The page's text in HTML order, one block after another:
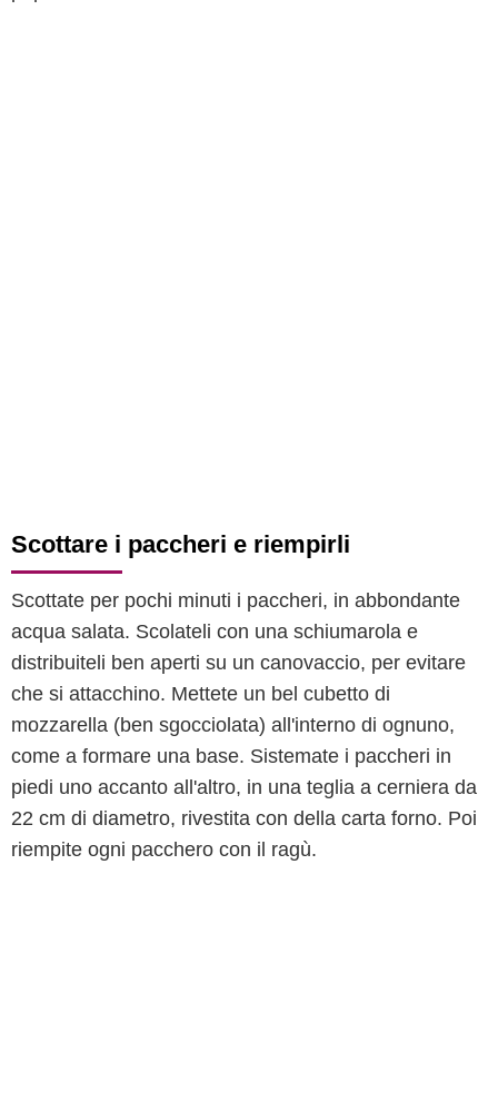
Scottare i paccheri e riempirli
Scottate per pochi minuti i paccheri, in abbondante
acqua salata. Scolateli con una schiumarola e
distribuiteli ben aperti su un canovaccio, per evitare
che si attacchino. Mettete un bel cubetto di
mozzarella (ben sgocciolata) all'interno di ognuno,
come a formare una base. Sistemate i paccheri in
piedi uno accanto all'altro, in una teglia a cerniera da
22 cm di diametro, rivestita con della carta forno. Poi
riempite ogni pacchero con il ragù.